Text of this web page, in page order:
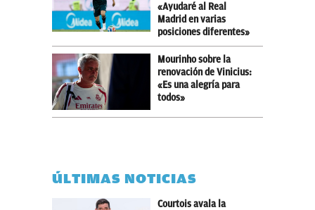
«Ayudaré al Real
Madrid en varias
posiciones diferentes»
Mourinho sobre la
renovación de Vinicius:
«Es una alegría para
todos»
ÚLTIMAS NOTICIAS
Courtois avala la